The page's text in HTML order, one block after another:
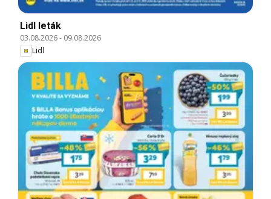
Lidl leták
03.08.2026- 09.08.2026
Lidl